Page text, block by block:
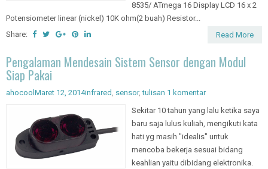
8535/ ATmega 16 Display LCD 16 x 2
Potensiometer linear (nickel) 10K ohm(2 buah) Resistor...
Share:
Read More
Pengalaman Mendesain Sistem Sensor dengan Modul
Siap Pakai
ahocool Maret 12, 2014infrared , sensor,tulisan 1 komentar
Sekitar 10 tahun yang lalu ketika saya
baru saja lulus kuliah, mengikuti kata
hati yg masih "idealis" untuk
mencoba bekerja sesuai bidang
keahlian yaitu dibidang elektronika.